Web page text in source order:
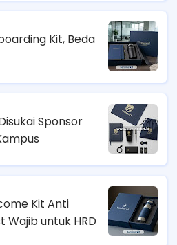
Kit, Beda
Sponsor
Kit Anti
Wajib untuk HRD